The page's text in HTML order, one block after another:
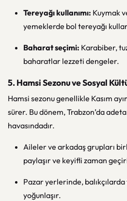
Tereyağı kullanımı: Kuymak
yemeklerde bol tereyağı
Baharat seçimi: Karabiber,
baharatlar lezzeti dengeler.
5. Hamsi Sezonu ve Sosyal
Hamsi sezonu genellikle Kasım
sürer. Bu dönem, Trabzon’da
havasındadır.
Aileler ve arkadaş grupları
paylaşır ve keyifli zaman
Pazar yerlerinde,
yoğunlaşır.